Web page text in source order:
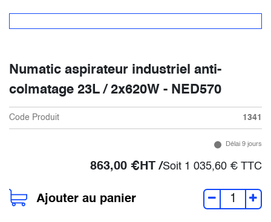
Numatic aspirateur industriel anti-
colmatage 23L / 2x620W - NED570
Code Produit 1341
Délai 9 jours
863,00 €HT /Soit 1 035,60 € TTC
Ajouter au panier